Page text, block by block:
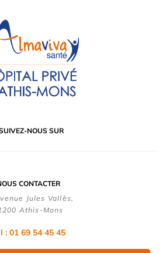
NOUS SUR
CONTACTER
Jules Vallès,
Athis-Mons
: 01 69 54 45 45